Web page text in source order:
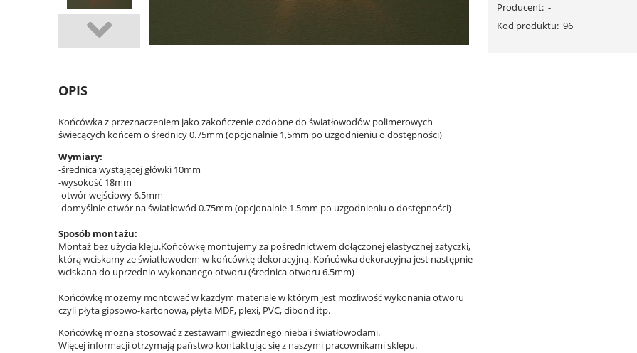
Producent: -
Kod produktu: 96
OPIS
Końcówka z przeznaczeniem jako zakończenie ozdobne do światłowodów polimerowych
świecących końcem o średnicy 0.75mm (opcjonalnie 1,5mm po uzgodnieniu o dostępności)
Wymiary:
-średnica wystającej główki 10mm
-wysokość 18mm
-otwór wejściowy 6.5mm
-domyślnie otwór na światłowód 0.75mm (opcjonalnie 1.5mm po uzgodnieniu o dostępności)
Sposób montażu:
Montaż bez użycia kleju.Końcówkę montujemy za pośrednictwem dołączonej elastycznej zatyczki,
którą wciskamy ze światłowodem w końcówkę dekoracyjną. Końcówka dekoracyjna jest następnie
wciskana do uprzednio wykonanego otworu (średnica otworu 6.5mm)
Końcówkę możemy montować w każdym materiale w którym jest możliwość wykonania otworu
czyli płyta gipsowo-kartonowa, płyta MDF, plexi, PVC, dibond itp.
Końcówkę można stosować z zestawami gwiezdnego nieba i światłowodami.
Więcej informacji otrzymają państwo kontaktując się z naszymi pracownikami sklepu.